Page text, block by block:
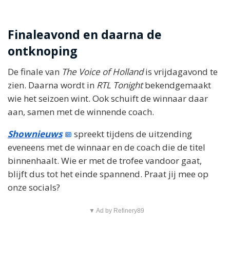
Finaleavond en daarna de
ontknoping
De finale van The Voice of Hollandis vrijdagavond te
zien. Daarna wordt in RTL Tonightbekendgemaakt
wie het seizoen wint. Ook schuift de winnaar daar
aan, samen met de winnende coach.
Shownieuws
spreekt tijdens de uitzending
eveneens met de winnaar en de coach die de titel
binnenhaalt. Wie er met de trofee vandoor gaat,
blijft dus tot het einde spannend. Praat jij mee op
onze socials?
▼ Ad by Refinery89